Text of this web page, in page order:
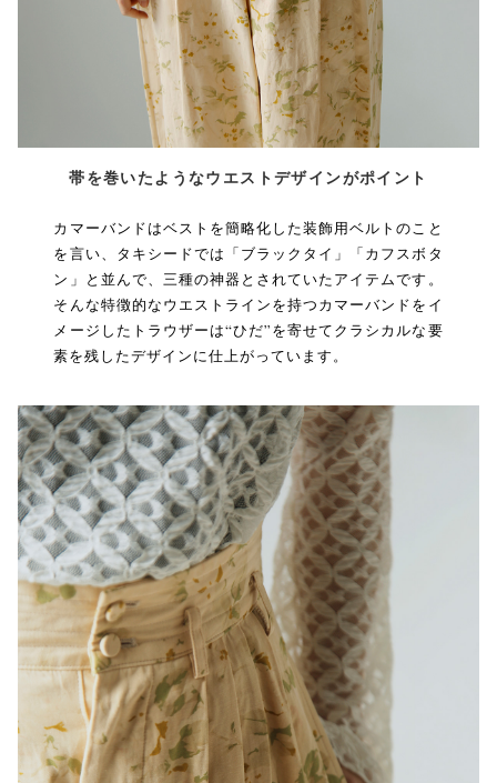
帯を巻いたようなウエストデザインがポイント
カマーバンドはベストを簡略化した装飾用ベルトのこと
を言い、タキシードでは「ブラックタイ」「カフスボタ
ン」と並んで、三種の神器とされていたアイテムです。
そんな特徴的なウエストラインを持つカマーバンドをイ
メージしたトラウザーは“ひだ”を寄せてクラシカルな要
素を残したデザインに仕上がっています。